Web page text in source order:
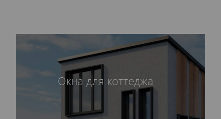
Окна для коттеджа